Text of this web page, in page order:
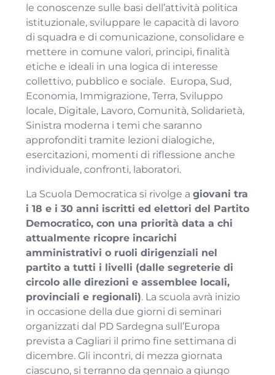
le conoscenze sulle basi dell’attività politica
istituzionale, sviluppare le capacità di lavoro
di squadra e di comunicazione, consolidare e
mettere in comune valori, principi, finalità
etiche e ideali in una logica di interesse
collettivo, pubblico e sociale. Europa, Sud,
Economia, Immigrazione, Terra, Sviluppo
locale, Digitale, Lavoro, Comunità, Solidarietà,
Sinistra moderna i temi che saranno
approfonditi tramite lezioni dialogiche,
esercitazioni, momenti di riflessione anche
individuale, confronti, laboratori.
La Scuola Democratica si rivolge a giovani tra
i 18 e i 30 anni iscritti ed elettori del Partito
Democratico, con una priorità data a chi
attualmente ricopre incarichi
amministrativi o ruoli dirigenziali nel
partito a tutti i livelli (dalle segreterie di
circolo alle direzioni e assemblee locali,
provinciali e regionali). La scuola avrà inizio
in occasione della due giorni di seminari
organizzati dal PD Sardegna sull’Europa
prevista a Cagliari il primo fine settimana di
dicembre. Gli incontri, di mezza giornata
ciascuno, si terranno da gennaio a giungo